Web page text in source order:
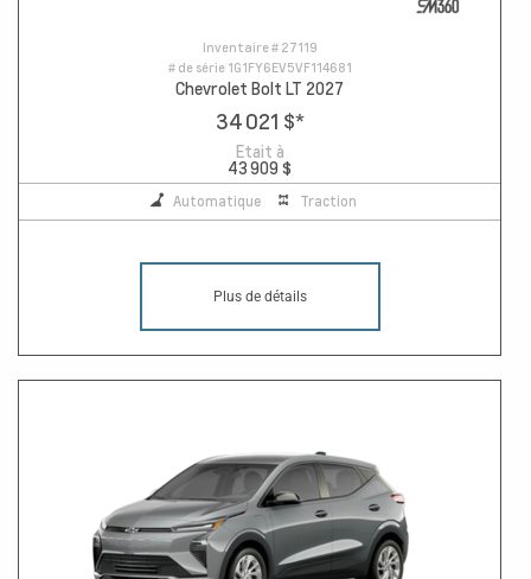
Inventaire # 27119
# de série 1G1FY6EV5VF114681
Chevrolet Bolt LT 2027
34 021 $*
Etait à
43 909 $
Automatique Traction
Plus de détails